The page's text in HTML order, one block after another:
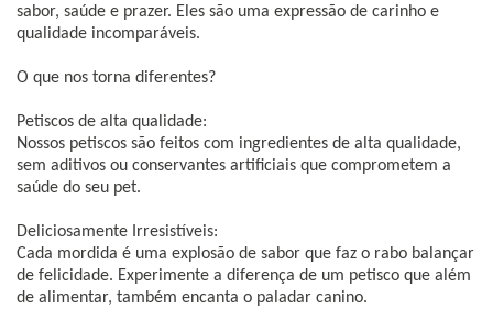
sabor, saúde e prazer. Eles são uma expressão de carinho e
qualidade incomparáveis.
O que nos torna diferentes?
Petiscos de alta qualidade:
Nossos petiscos são feitos com ingredientes de alta qualidade,
sem aditivos ou conservantes artificiais que comprometem a
saúde do seu pet.
Deliciosamente Irresistíveis:
Cada mordida é uma explosão de sabor que faz o rabo balançar
de felicidade. Experimente a diferença de um petisco que além
de alimentar, também encanta o paladar canino.